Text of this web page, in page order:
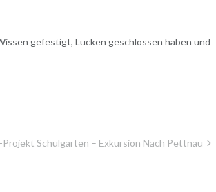
gefestigt, Lücken geschlossen haben und
Projekt Schulgarten – Exkursion Nach Pettnau